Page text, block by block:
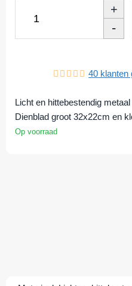
+
-
40 klanten
Licht en hittebestendig metaal
Dienblad groot 32x22cm en
Op voorraad